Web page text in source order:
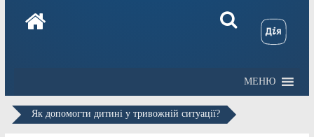
МЕНЮ
Як допомогти дитині у тривожній ситуації?